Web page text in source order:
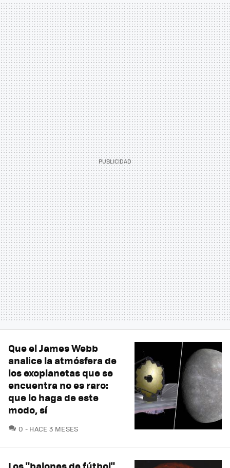
Que el James Webb
analice la atmósfera de
los exoplanetas que se
encuentra no es raro:
que lo haga de este
modo, sí
0 COMENTARIOS
HACE 3 MESES